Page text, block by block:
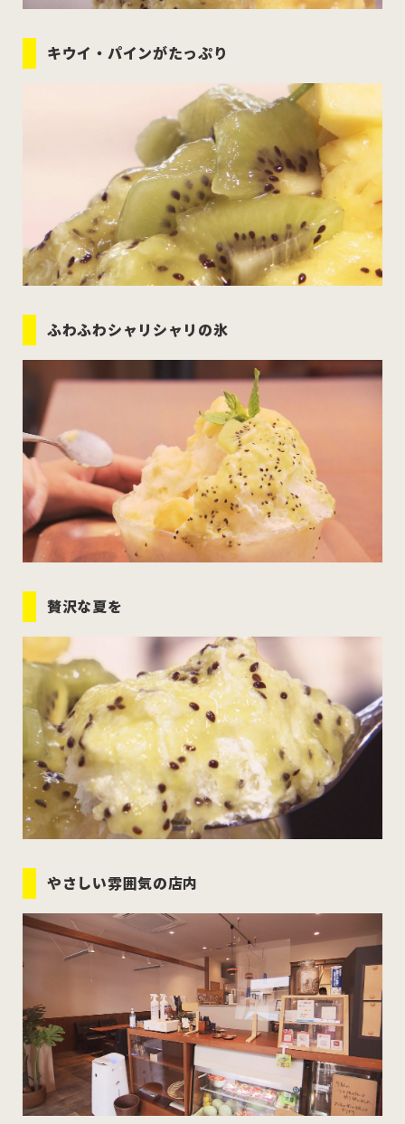
キウイ・パインがたっぷり
ふわふわシャリシャリの氷
贅沢な夏を
やさしい雰囲気の店内